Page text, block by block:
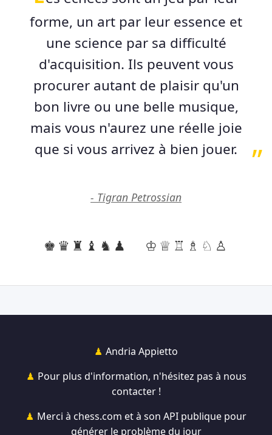
forme, un art par leur essence et
une science par sa difficulté
d'acquisition. Ils peuvent vous
procurer autant de plaisir qu'un
bon livre ou une belle musique,
mais vous n'aurez une réelle joie
que si vous arrivez à bien jouer.
- Tigran Petrossian
♚♛♜♝♞♟ ♔♕♖♗♘♙
Andria Appietto
Pour plus d'information, n'hésitez pas à nous
contacter !
Merci à chess.com et à son API publique pour
générer le problème du jour